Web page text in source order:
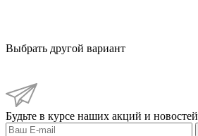
Выбрать другой вариант
Будьте в курсе наших акций и новостей